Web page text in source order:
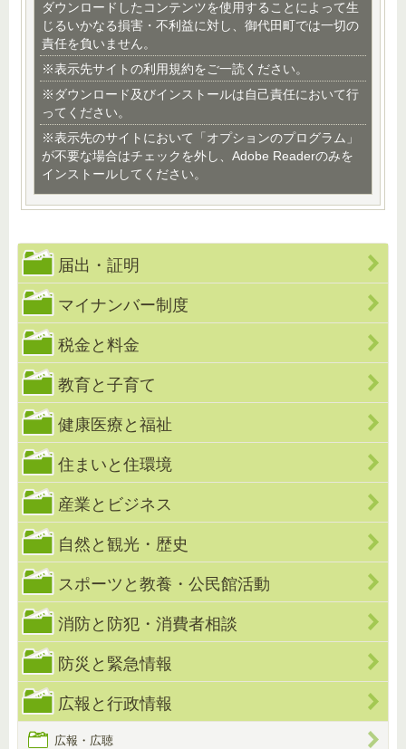
ダウンロードしたコンテンツを使用することによって生
じるいかなる損害・不利益に対し、御代田町では一切の
責任を負いません。
※表示先サイトの利用規約をご一読ください。
※ダウンロード及びインストールは自己責任において行
ってください。
※表示先のサイトにおいて「オプションのプログラム」
が不要な場合はチェックを外し、Adobe Readerのみを
インストールしてください。
届出・証明
マイナンバー制度
税金と料金
教育と子育て
健康医療と福祉
住まいと住環境
産業とビジネス
自然と観光・歴史
スポーツと教養・公民館活動
消防と防犯・消費者相談
防災と緊急情報
広報と行政情報
広報・広聴